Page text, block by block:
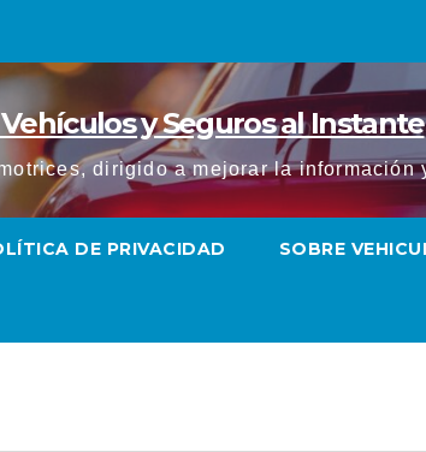
y Seguros al Instante
dirigido a mejorar la información
DE PRIVACIDAD SOBRE